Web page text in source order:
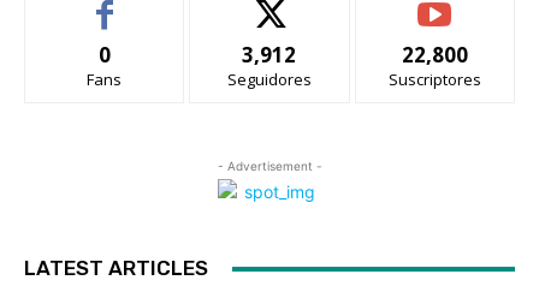
0
Fans
3,912
Seguidores
22,800
Suscriptores
- Advertisement -
LATEST ARTICLES